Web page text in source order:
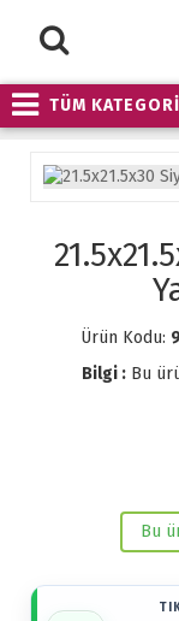
TÜM
Ürün Kodu:
Bilgi :Bu
Bu